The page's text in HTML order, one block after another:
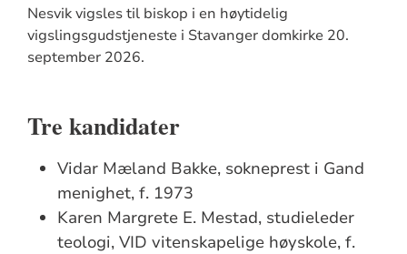
Nesvik vigsles til biskop i en høytidelig
vigslingsgudstjeneste i Stavanger domkirke 20.
september 2026.
Tre kandidater
Vidar Mæland Bakke, sokneprest i Gand
menighet, f. 1973
Karen Margrete E. Mestad, studieleder
teologi, VID vitenskapelige høyskole, f.